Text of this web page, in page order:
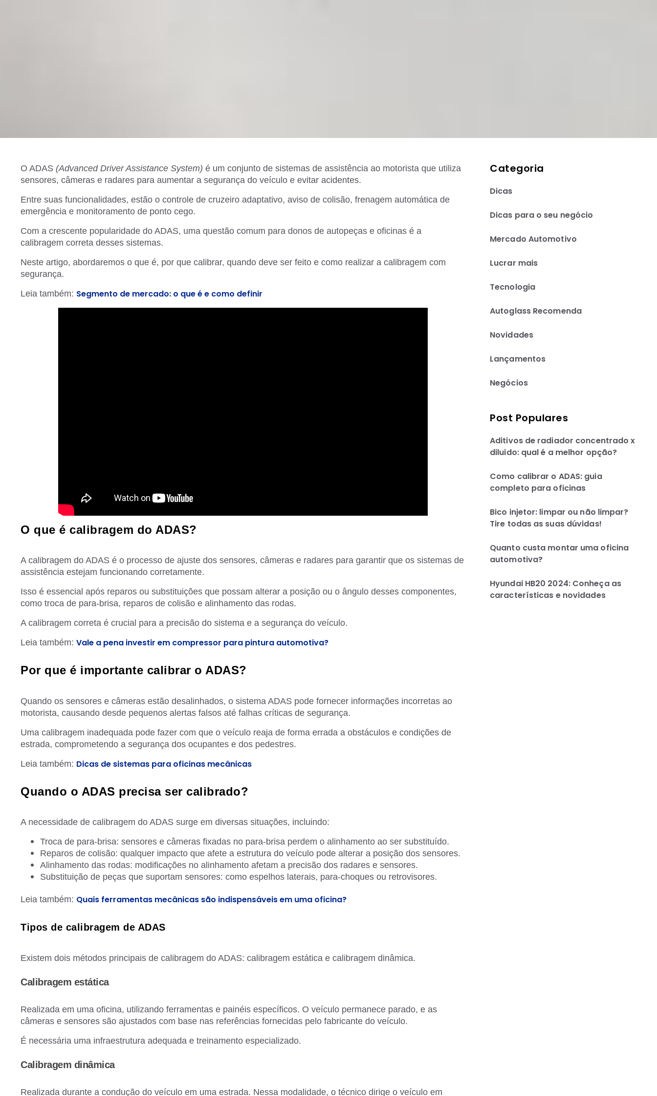
O ADAS (Advanced Driver Assistance System) é um conjunto de sistemas de assistência ao motorista que utiliza
sensores, câmeras e radares para aumentar a segurança do veículo e evitar acidentes.
Entre suas funcionalidades, estão o controle de cruzeiro adaptativo, aviso de colisão, frenagem automática de
emergência e monitoramento de ponto cego.
Com a crescente popularidade do ADAS, uma questão comum para donos de autopeças e oficinas é a
calibragem correta desses sistemas.
Neste artigo, abordaremos o que é, por que calibrar, quando deve ser feito e como realizar a calibragem com
segurança.
Leia também: Segmento de mercado: o que é e como definir
O que é calibragem do ADAS?
A calibragem do ADAS é o processo de ajuste dos sensores, câmeras e radares para garantir que os sistemas de
assistência estejam funcionando corretamente.
Isso é essencial após reparos ou substituições que possam alterar a posição ou o ângulo desses componentes,
como troca de para-brisa, reparos de colisão e alinhamento das rodas.
A calibragem correta é crucial para a precisão do sistema e a segurança do veículo.
Leia também: Vale a pena investir em compressor para pintura automotiva?
Por que é importante calibrar o ADAS?
Quando os sensores e câmeras estão desalinhados, o sistema ADAS pode fornecer informações incorretas ao
motorista, causando desde pequenos alertas falsos até falhas críticas de segurança.
Uma calibragem inadequada pode fazer com que o veículo reaja de forma errada a obstáculos e condições de
estrada, comprometendo a segurança dos ocupantes e dos pedestres.
Leia também: Dicas de sistemas para oficinas mecânicas
Quando o ADAS precisa ser calibrado?
A necessidade de calibragem do ADAS surge em diversas situações, incluindo:
Troca de para-brisa: sensores e câmeras fixadas no para-brisa perdem o alinhamento ao ser substituído.
Reparos de colisão: qualquer impacto que afete a estrutura do veículo pode alterar a posição dos sensores.
Alinhamento das rodas: modificações no alinhamento afetam a precisão dos radares e sensores.
Substituição de peças que suportam sensores: como espelhos laterais, para-choques ou retrovisores.
Leia também: Quais ferramentas mecânicas são indispensáveis em uma oficina?
Tipos de calibragem de ADAS
Existem dois métodos principais de calibragem do ADAS: calibragem estática e calibragem dinâmica.
Calibragem estática
Realizada em uma oficina, utilizando ferramentas e painéis específicos. O veículo permanece parado, e as
câmeras e sensores são ajustados com base nas referências fornecidas pelo fabricante do veículo.
É necessária uma infraestrutura adequada e treinamento especializado.
Calibragem dinâmica
Realizada durante a condução do veículo em uma estrada. Nessa modalidade, o técnico dirige o veículo em
Categoria
Dicas
Dicas para o seu negócio
Mercado Automotivo
Lucrar mais
Tecnologia
Autoglass Recomenda
Novidades
Lançamentos
Negócios
Post Populares
Aditivos de radiador concentrado x
diluido: qual é a melhor opção?
Como calibrar o ADAS: guia
completo para oficinas
Bico injetor: limpar ou não limpar?
Tire todas as suas dúvidas!
Quanto custa montar uma oficina
automotiva?
Hyundai HB20 2024: Conheça as
características e novidades